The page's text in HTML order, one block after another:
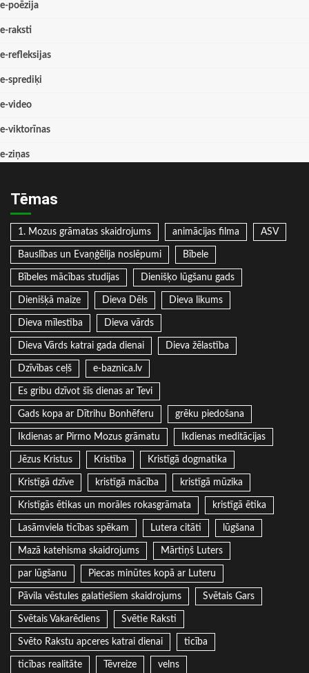
e-poēzija
e-raksti
e-refleksijas
e-sprediķi
e-video
e-viktorīnas
e-ziņas
Tēmas
1. Mozus grāmatas skaidrojums animācijas filma ASV
Bauslības un Evaņģēlija noslēpumi Bībele
Bībeles mācības studijas Dienišķo lūgšanu gads
Dienišķā maize Dieva Dēls Dieva likums
Dieva mīlestība Dieva vārds
Dieva Vārds katrai gada dienai Dieva žēlastība
Dzīvības ceļš e-baznica.lv
Es gribu dzīvot šīs dienas ar Tevi
Gads kopa ar Dītrihu Bonhēferu grēku piedošana
Ikdienas ar Pirmo Mozus grāmatu Ikdienas meditācijas
Jēzus Kristus Kristība Kristīgā dogmatika
Kristīgā dzīve kristīgā mācība kristīgā mūzika
Kristīgās ētikas un morāles rokasgrāmata kristīgā ētika
Lasāmviela ticības spēkam Lutera citāti lūgšana
Mazā katehisma skaidrojums Mārtiņš Luters
par lūgšanu Piecas minūtes kopā ar Luteru
Pāvila vēstules galatiešiem skaidrojums Svētais Gars
Svētais Vakarēdiens Svētie Raksti
Svēto Rakstu apceres katrai dienai ticība
ticības realitāte Tēvreize velns